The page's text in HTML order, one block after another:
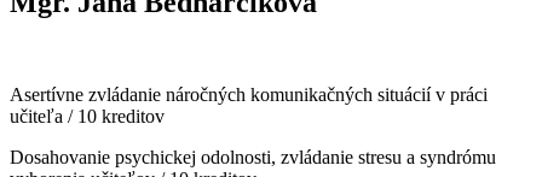
Asertívne zvládanie náročných komunikačných situácií v práci
učiteľa / 10 kreditov
Dosahovanie psychickej odolnosti, zvládanie stresu a syndrómu